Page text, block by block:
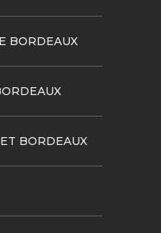
BORDEAUX
BORDEAUX